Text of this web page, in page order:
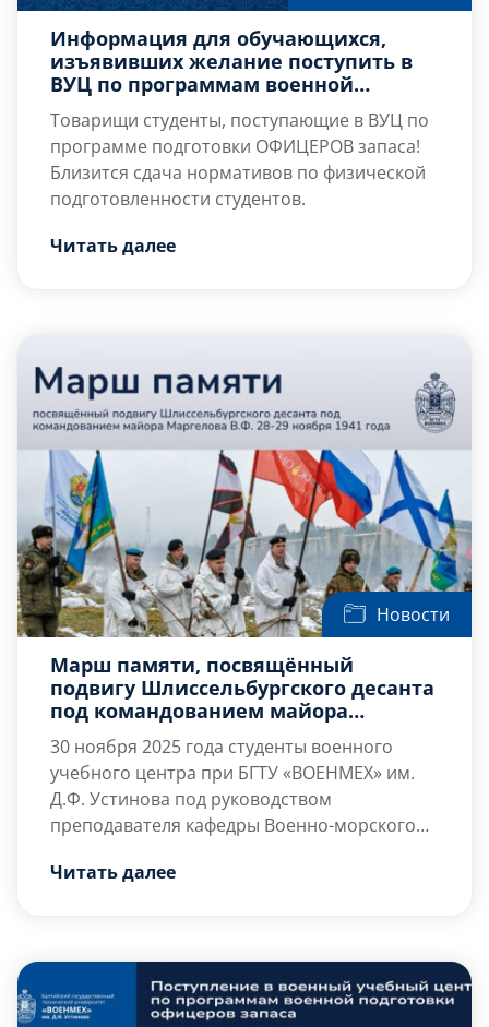
Информация для обучающихся,
изъявивших желание поступить в
ВУЦ по программам военной
подготовки офицеров запаса
Товарищи студенты, поступающие в ВУЦ по
программе подготовки ОФИЦЕРОВ запаса!
Близится сдача нормативов по физической
подготовленности студентов.
30.609516) (адрес: г. Колпино, ул. Тверская,
10.30;
Факультет И,О – прибывает 12.00, начало
12.30.
На […]
Читать далее
Новости
Марш памяти, посвящённый
подвигу Шлиссельбургского десанта
под командованием майора
Маргелова В.Ф. 28-29 ноября 1941
года
30 ноября 2025 года студенты военного
учебного центра при БГТУ «ВОЕНМЕХ» им.
Д.Ф. Устинова под руководством
преподавателя кафедры Военно-морского
Игоревичаи преподавателя кафедры
приняли участие совместно с курсантами
Михайловской военной артиллерийской
академии в марше памяти, посвящённом
Читать далее